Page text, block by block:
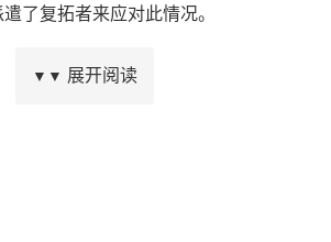
了复拓者来应对此情况。
集团的精英安保部队。行星采矿作业
武器。
▼▼ 展开阅读